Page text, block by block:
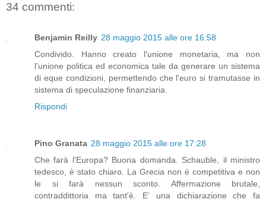
34 commenti:
Benjamin Reilly 28 maggio 2015 alle ore 16:58
Condivido. Hanno creato l'unione monetaria, ma non
l'unione politica ed economica tale da generare un sistema
di eque condizioni, permettendo che l'euro si tramutasse in
sistema di speculazione finanziaria.
Rispondi
Pino Granata 28 maggio 2015 alle ore 17:28
Che farà l'Europa? Buona domanda. Schauble, il ministro
tedesco, è stato chiaro. La Grecia non è competitiva e non
le si farà nessun sconto. Affermazione brutale,
contraddittoria ma tant'è. E' una dichiarazione che fa